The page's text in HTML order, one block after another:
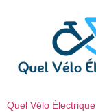
Quel Vélo Électrique